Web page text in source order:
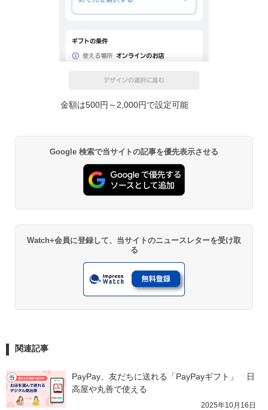
金額は500円～2,000円で設定可能
Google 検索で当サイトの記事を優先表示させる
Watch+会員に登録して、当サイトのニュースレターを受け取
る
関連記事
PayPay、友だちに送れる「PayPayギフト」　日
高屋や丸善で使える
2025年10月16日